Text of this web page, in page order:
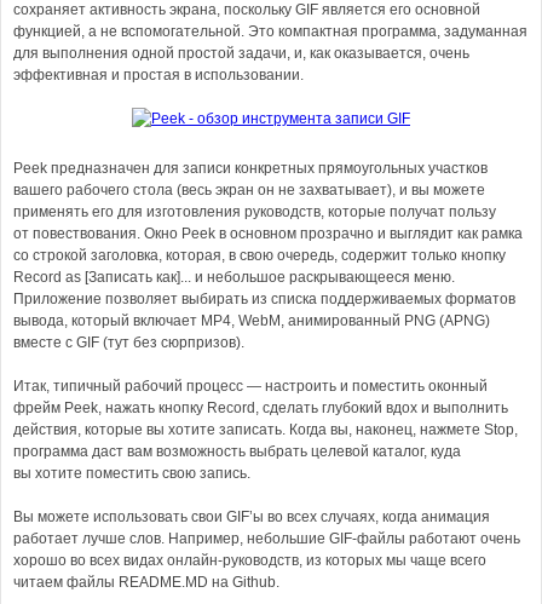
сохраняет активность экрана, поскольку GIF является его основной
функцией, а не вспомогательной. Это компактная программа, задуманная
для выполнения одной простой задачи, и, как оказывается, очень
эффективная и простая в использовании.
Peek предназначен для записи конкретных прямоугольных участков
вашего рабочего стола (весь экран он не захватывает), и вы можете
применять его для изготовления руководств, которые получат пользу
от повествования. Окно Peek в основном прозрачно и выглядит как рамка
со строкой заголовка, которая, в свою очередь, содержит только кнопку
Record as [Записать как]... и небольшое раскрывающееся меню.
Приложение позволяет выбирать из списка поддерживаемых форматов
вывода, который включает MP4, WebM, анимированный PNG (APNG)
вместе с GIF (тут без сюрпризов).
Итак, типичный рабочий процесс — настроить и поместить оконный
фрейм Peek, нажать кнопку Record, сделать глубокий вдох и выполнить
действия, которые вы хотите записать. Когда вы, наконец, нажмете Stop,
программа даст вам возможность выбрать целевой каталог, куда
вы хотите поместить свою запись.
Вы можете использовать свои GIF’ы во всех случаях, когда анимация
работает лучше слов. Например, небольшие GIF-файлы работают очень
хорошо во всех видах онлайн-руководств, из которых мы чаще всего
читаем файлы README.MD на Github.